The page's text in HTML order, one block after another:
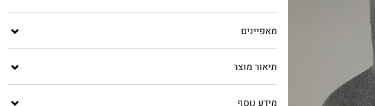
מאפיינים
תיאור מוצר
מידע נוסף